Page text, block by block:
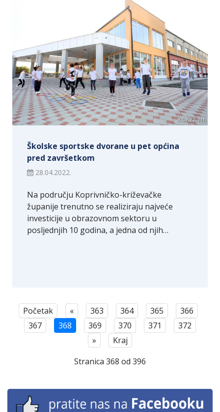
Školske sportske dvorane u pet općina
pred završetkom
28.04.2022.
Na području Koprivničko-križevačke
županije trenutno se realiziraju najveće
investicije u obrazovnom sektoru u
posljednjih 10 godina, a jedna od njih…
Početak « 363 364 365
366
367
368 369 370 371
372
»
Kraj
Stranica 368 od 396